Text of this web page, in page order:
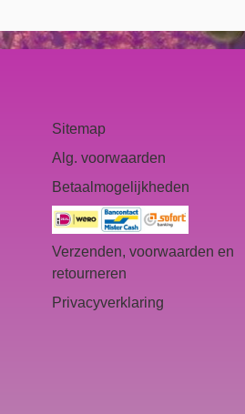
Sitemap
Alg. voorwaarden
Betaalmogelijkheden
Verzenden, voorwaarden en
retourneren
Privacyverklaring